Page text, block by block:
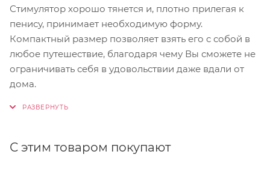
Стимулятор хорошо тянется и, плотно прилегая к
пенису, принимает необходимую форму.
Компактный размер позволяет взять его с собой в
любое путешествие, благодаря чему Вы сможете не
ограничивать себя в удовольствии даже вдали от
дома.
С этим товаром покупают